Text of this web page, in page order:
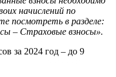
начислений по
посмотреть в разделе:
– Страховые взносы».
за 2024 год – до 9